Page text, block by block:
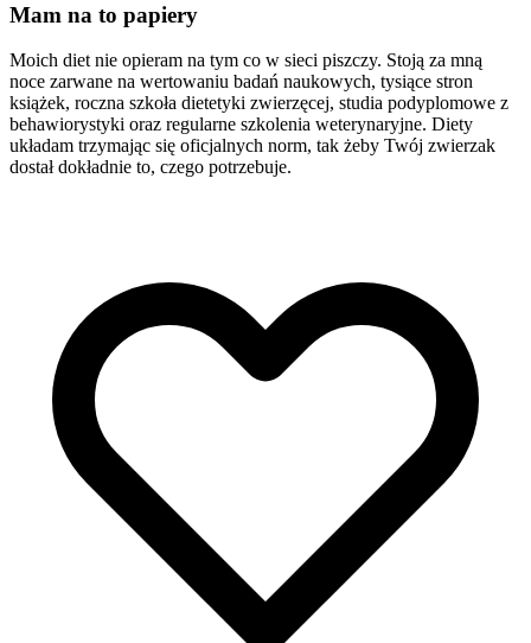
Mam na to papiery
Moich diet nie opieram na tym co w sieci piszczy. Stoją za mną
noce zarwane na wertowaniu badań naukowych, tysiące stron
książek, roczna szkoła dietetyki zwierzęcej, studia podyplomowe z
behawiorystyki oraz regularne szkolenia weterynaryjne. Diety
układam trzymając się oficjalnych norm, tak żeby Twój zwierzak
dostał dokładnie to, czego potrzebuje.